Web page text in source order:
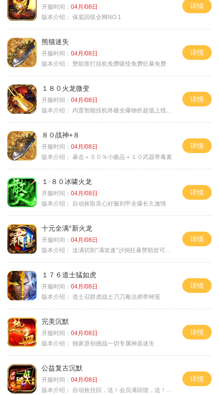
开服时间： 04月/08日
版本介绍： 保底回収全网NO.1
详情
熊猫迷失
开服时间： 04月/08日
版本介绍： 赞助靠打挂机免费吸怪免费狂暴免费
详情
１８０火龙微变
开服时间： 04月/08日
版本介绍：
内置智能挂机终极全爆物价超值上线送神器
详情
８０战神+８
开服时间： 04月/08日
版本介绍： 暴击＋５０％小极品＋１０武器带毒素
详情
１·８０冰啸火龙
开服时间： 04月/08日
版本介绍：
自动捡取良心好服剑甲全爆长久激情
详情
十元全满°新火龙
开服时间： 04月/08日
版本介绍： 送满切割°满攻速°沙捐狂暴赞助皆可嫖°
详情
１７６道士猛如虎
开服时间： 04月/08日
版本介绍： 道士召群虎战士刀刀毒法师带神宠
详情
完美沉默
开服时间： 04月/08日
版本介绍： 独家原创挑战一切专属神器迷失
详情
公益复古沉默
开服时间： 04月/08日
版本介绍：
自动捡挂回，送！会员满回馈，送！5天拿沙长
详情